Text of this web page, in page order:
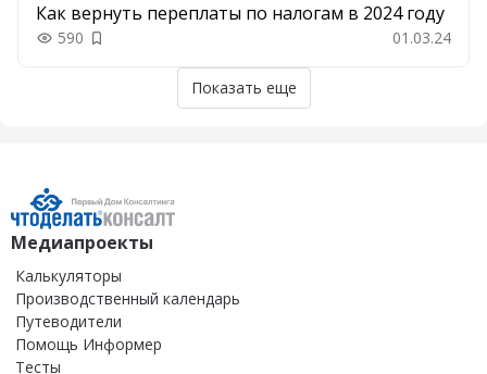
Как вернуть переплаты по налогам в 2024 году
590 Добавить в закладки 01.03.24
Показать еще
Медиапроекты
Калькуляторы
Производственный календарь
Путеводители
Помощь Информер
Тесты